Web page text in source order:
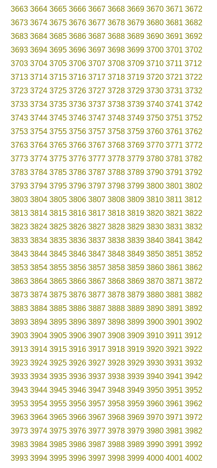
3663 3664 3665 3666 3667 3668 3669 3670 3671 3672
3673 3674 3675 3676 3677 3678 3679 3680 3681 3682
3683 3684 3685 3686 3687 3688 3689 3690 3691 3692
3693 3694 3695 3696 3697 3698 3699 3700 3701 3702
3703 3704 3705 3706 3707 3708 3709 3710 3711 3712
3713 3714 3715 3716 3717 3718 3719 3720 3721 3722
3723 3724 3725 3726 3727 3728 3729 3730 3731 3732
3733 3734 3735 3736 3737 3738 3739 3740 3741 3742
3743 3744 3745 3746 3747 3748 3749 3750 3751 3752
3753 3754 3755 3756 3757 3758 3759 3760 3761 3762
3763 3764 3765 3766 3767 3768 3769 3770 3771 3772
3773 3774 3775 3776 3777 3778 3779 3780 3781 3782
3783 3784 3785 3786 3787 3788 3789 3790 3791 3792
3793 3794 3795 3796 3797 3798 3799 3800 3801 3802
3803 3804 3805 3806 3807 3808 3809 3810 3811 3812
3813 3814 3815 3816 3817 3818 3819 3820 3821 3822
3823 3824 3825 3826 3827 3828 3829 3830 3831 3832
3833 3834 3835 3836 3837 3838 3839 3840 3841 3842
3843 3844 3845 3846 3847 3848 3849 3850 3851 3852
3853 3854 3855 3856 3857 3858 3859 3860 3861 3862
3863 3864 3865 3866 3867 3868 3869 3870 3871 3872
3873 3874 3875 3876 3877 3878 3879 3880 3881 3882
3883 3884 3885 3886 3887 3888 3889 3890 3891 3892
3893 3894 3895 3896 3897 3898 3899 3900 3901 3902
3903 3904 3905 3906 3907 3908 3909 3910 3911 3912
3913 3914 3915 3916 3917 3918 3919 3920 3921 3922
3923 3924 3925 3926 3927 3928 3929 3930 3931 3932
3933 3934 3935 3936 3937 3938 3939 3940 3941 3942
3943 3944 3945 3946 3947 3948 3949 3950 3951 3952
3953 3954 3955 3956 3957 3958 3959 3960 3961 3962
3963 3964 3965 3966 3967 3968 3969 3970 3971 3972
3973 3974 3975 3976 3977 3978 3979 3980 3981 3982
3983 3984 3985 3986 3987 3988 3989 3990 3991 3992
3993 3994 3995 3996 3997 3998 3999 4000 4001 4002